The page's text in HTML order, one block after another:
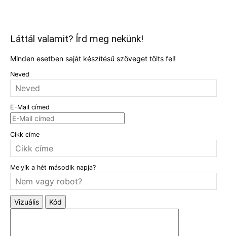
Láttál valamit? Írd meg nekünk!
Minden esetben saját készítésű szöveget tölts fel!
Neved
E-Mail címed
Cikk címe
Melyik a hét második napja?
Vizuális Kód